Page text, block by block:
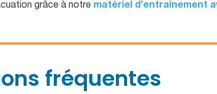
grâce à notre matériel d’entraînement
fréquentes